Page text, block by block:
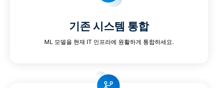
기존 시스템 통합
ML 모델을 현재 IT 인프라에 원활하게 통합하세요.